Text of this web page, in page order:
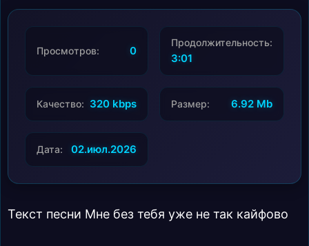
Просмотров: 0
Продолжительность:
3:01
Качество: 320 kbps Размер: 6.92 Mb
Дата: 02.июл.2026
Текст песни Мне без тебя уже не так кайфово